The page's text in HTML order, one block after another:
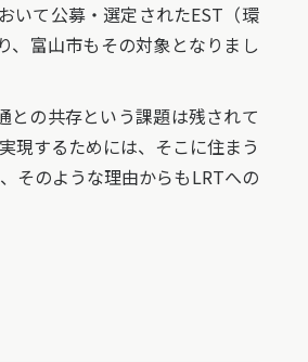
いて公募・選定されたEST（環
、富山市もその対象となりまし
の共存という課題は残されて
現するためには、そこに住まう
そのような理由からもLRTへの